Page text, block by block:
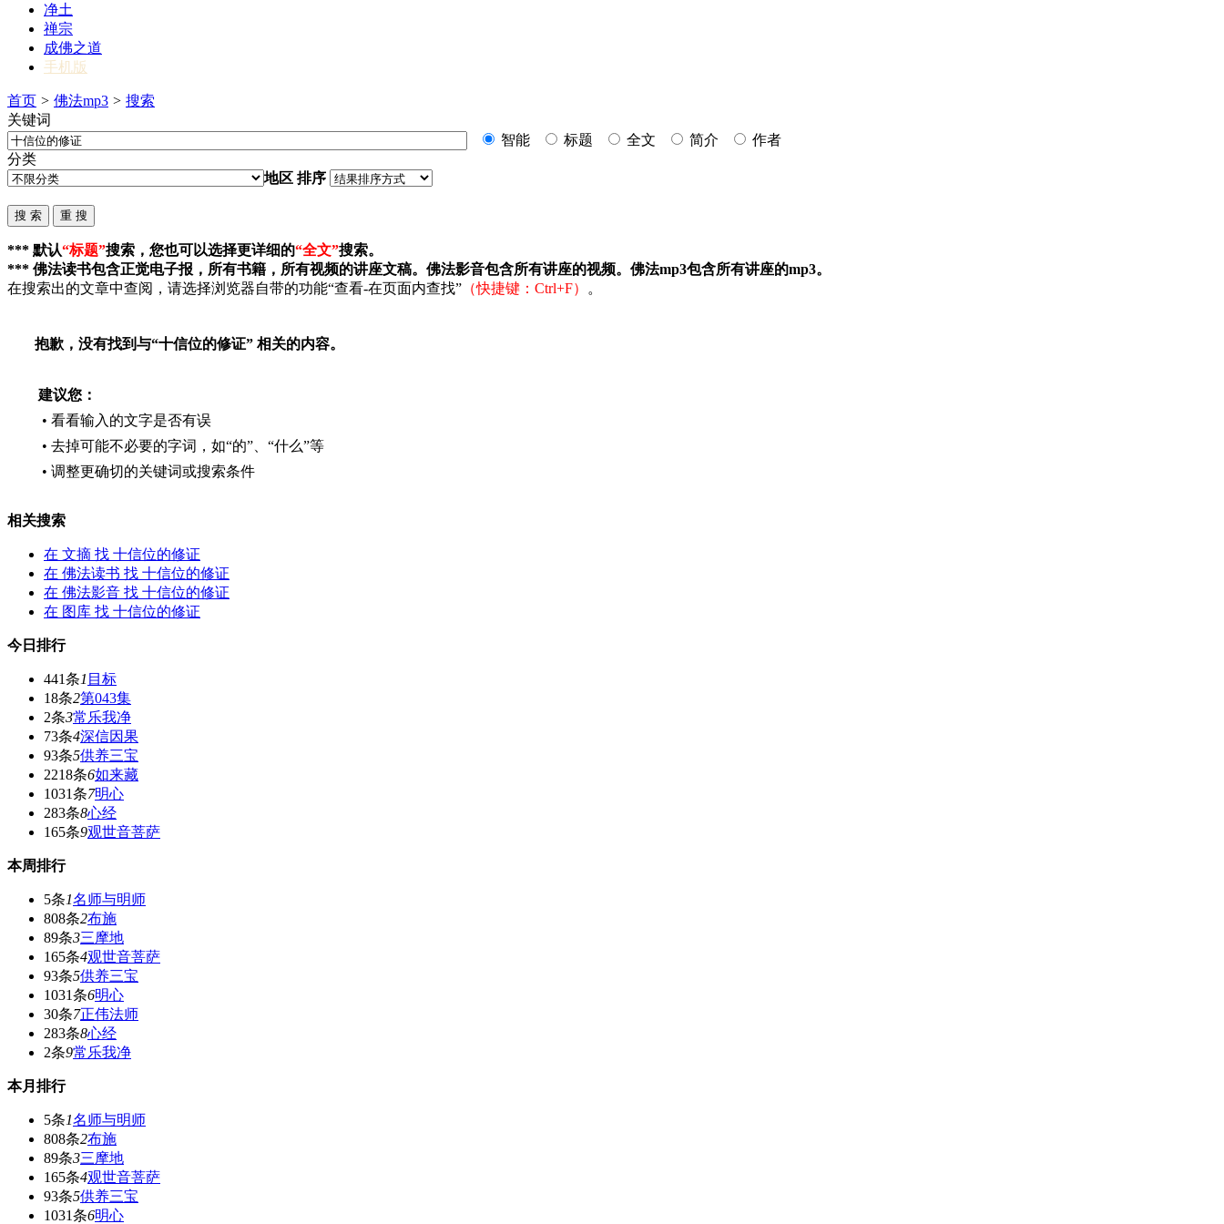
净土
禅宗
成佛之道
手机版
首页 > 佛法mp3 > 搜索
关键词
智能
标题 全文 简介
作者
分类
地区 排序
*** 默认“标题”搜索，您也可以选择更详细的“全文”搜索。
*** 佛法读书包含正觉电子报，所有书籍，所有视频的讲座文稿。佛法影音包含所有讲座的视频。佛法mp3包含所有讲座的mp3。
在搜索出的文章中查阅，请选择浏览器自带的功能“查看-在页面内查找” （快捷键：Ctrl+F） 。
抱歉，没有找到与“十信位的修证” 相关的内容。
建议您：
• 看看输入的文字是否有误
• 去掉可能不必要的字词，如“的”、“什么”等
• 调整更确切的关键词或搜索条件
相关搜索
在 文摘 找 十信位的修证
在 佛法读书 找 十信位的修证
在 佛法影音 找 十信位的修证
在 图库 找 十信位的修证
今日排行
441条1 目标
18条2第043集
2条3常乐我净
73条4深信因果
93条5供养三宝
2218条6如来藏
1031条7明心
283条8心经
165条9观世音菩萨
本周排行
5条1名师与明师
808条2布施
89条3三摩地
165条4观世音菩萨
93条5供养三宝
1031条6明心
30条7正伟法师
283条8心经
2条9常乐我净
本月排行
5条1名师与明师
808条2布施
89条3三摩地
165条4观世音菩萨
93条5供养三宝
1031条6明心